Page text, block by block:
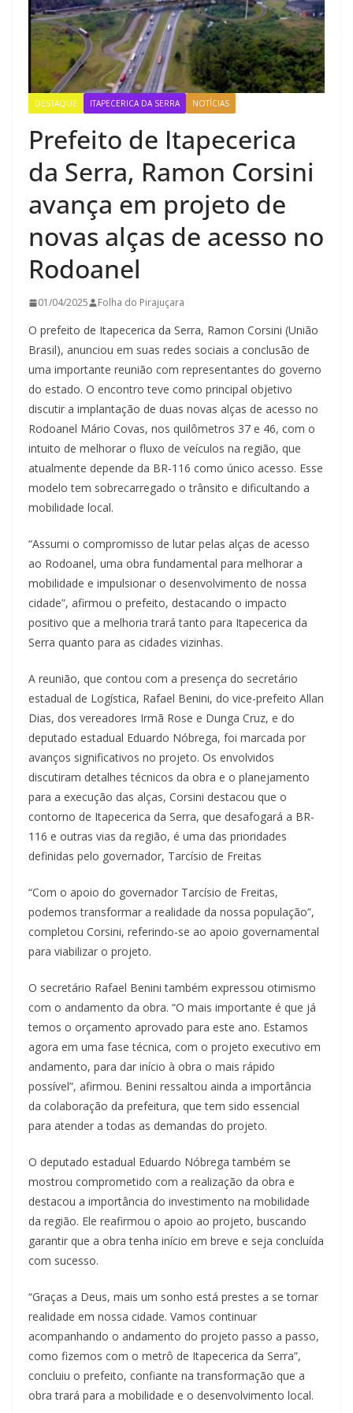
DESTAQUE ITAPECERICA DA SERRA NOTÍCIAS
Prefeito de Itapecerica
da Serra, Ramon Corsini
avança em projeto de
novas alças de acesso no
Rodoanel
01/04/2025 Folha do Pirajuçara
O prefeito de Itapecerica da Serra, Ramon Corsini (União
Brasil), anunciou em suas redes sociais a conclusão de
uma importante reunião com representantes do governo
do estado. O encontro teve como principal objetivo
discutir a implantação de duas novas alças de acesso no
Rodoanel Mário Covas, nos quilômetros 37 e 46, com o
intuito de melhorar o fluxo de veículos na região, que
atualmente depende da BR-116 como único acesso. Esse
modelo tem sobrecarregado o trânsito e dificultando a
mobilidade local.
“Assumi o compromisso de lutar pelas alças de acesso
ao Rodoanel, uma obra fundamental para melhorar a
mobilidade e impulsionar o desenvolvimento de nossa
cidade”, afirmou o prefeito, destacando o impacto
positivo que a melhoria trará tanto para Itapecerica da
Serra quanto para as cidades vizinhas.
A reunião, que contou com a presença do secretário
estadual de Logística, Rafael Benini, do vice-prefeito Allan
Dias, dos vereadores Irmã Rose e Dunga Cruz, e do
deputado estadual Eduardo Nóbrega, foi marcada por
avanços significativos no projeto. Os envolvidos
discutiram detalhes técnicos da obra e o planejamento
para a execução das alças, Corsini destacou que o
contorno de Itapecerica da Serra, que desafogará a BR-
116 e outras vias da região, é uma das prioridades
definidas pelo governador, Tarcísio de Freitas
“Com o apoio do governador Tarcísio de Freitas,
podemos transformar a realidade da nossa população”,
completou Corsini, referindo-se ao apoio governamental
para viabilizar o projeto.
O secretário Rafael Benini também expressou otimismo
com o andamento da obra. “O mais importante é que já
temos o orçamento aprovado para este ano. Estamos
agora em uma fase técnica, com o projeto executivo em
andamento, para dar início à obra o mais rápido
possível”, afirmou. Benini ressaltou ainda a importância
da colaboração da prefeitura, que tem sido essencial
para atender a todas as demandas do projeto.
O deputado estadual Eduardo Nóbrega também se
mostrou comprometido com a realização da obra e
destacou a importância do investimento na mobilidade
da região. Ele reafirmou o apoio ao projeto, buscando
garantir que a obra tenha início em breve e seja concluída
com sucesso.
“Graças a Deus, mais um sonho está prestes a se tornar
realidade em nossa cidade. Vamos continuar
acompanhando o andamento do projeto passo a passo,
como fizemos com o metrô de Itapecerica da Serra”,
concluiu o prefeito, confiante na transformação que a
obra trará para a mobilidade e o desenvolvimento local.